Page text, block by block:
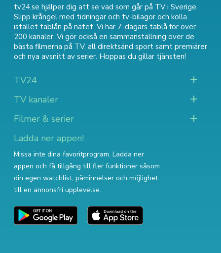
tv24.se hjälper dig att se vad som går på TV i Sverige.
Slipp krångel med tidningar och tv-bilagor och kolla
istället tablån på nätet. Vi har 7-dagars tablå för över
200 kanaler. Vi gör också en sammanställning över de
bästa filmerna på TV, all direktsänd sport samt premiärer
och nya avsnitt av serier. Hoppas du gillar tjänsten!
TV24
TV kanaler
Filmer & serier
Ladda ner appen!
Missa inte dina favoritprogram. Ladda ner
appen och få tillgång till fler funktioner såsom
din egen watchlist, påminnelser och möjlighet
till en annonsfri upplevelse.